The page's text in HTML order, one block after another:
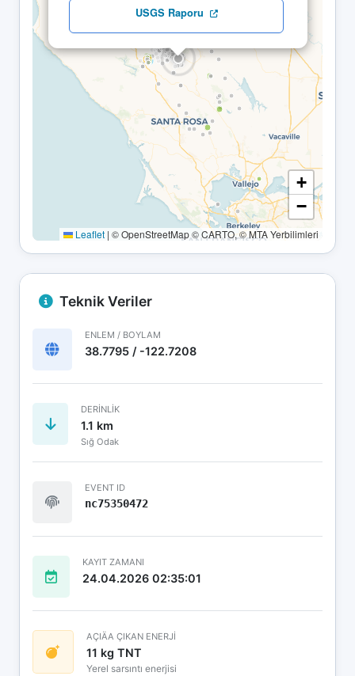
USGS Raporu
+
−
Leaflet | © OpenStreetMap © CARTO, © MTA Yerbilimleri
Teknik Veriler
ENLEM / BOYLAM
38.7795 / -122.7208
DERINLIK
1.1 km
Sığ Odak
EVENT ID
nc75350472
KAYIT ZAMANI
24.04.2026 02:35:01
AÇIÄA ÇIKAN ENERJİ
11 kg TNT
Yerel sarsıntı enerjisi